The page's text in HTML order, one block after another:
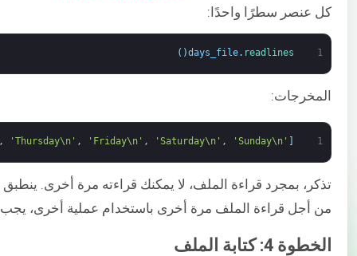
كل عنصر سطرًا واحدًا:
1
days_file. readlines
(
)
المخرجات:
1
'Monday\n'
'Thursday\n' , 'Friday\n' , 'Saturday\n' , 'Sunday\n'
تذكر، بمجرد قراءة الملف، لا يمكنك قراءته مرة أخرى.
من أجل قراءة الملف مرة أخرى باستخدام عملية أخرى،
الخطوة 4: كتابة الملف